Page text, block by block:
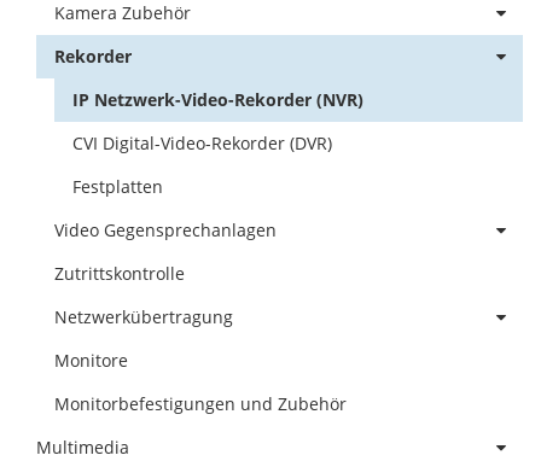
Kamera Zubehör
Rekorder
IP Netzwerk-Video-Rekorder (NVR)
CVI Digital-Video-Rekorder (DVR)
Festplatten
Video Gegensprechanlagen
Zutrittskontrolle
Netzwerkübertragung
Monitore
Monitorbefestigungen und Zubehör
Multimedia